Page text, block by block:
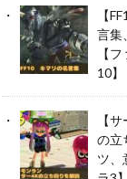
【
言集
【
10】
【
の立
ツ、